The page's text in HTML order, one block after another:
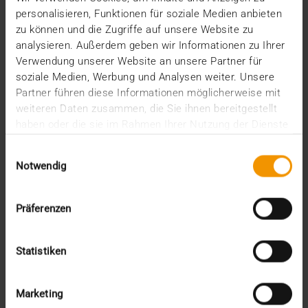
personalisieren, Funktionen für soziale Medien anbieten
zu können und die Zugriffe auf unsere Website zu
analysieren. Außerdem geben wir Informationen zu Ihrer
Verwendung unserer Website an unsere Partner für
soziale Medien, Werbung und Analysen weiter. Unsere
Partner führen diese Informationen möglicherweise mit
weiteren Daten zusammen, die Sie ihnen bereitgestellt
Notwendig
Präferenzen
Statistiken
Marketing
VISUS HEALTH IT
MEHR ERFAHREN